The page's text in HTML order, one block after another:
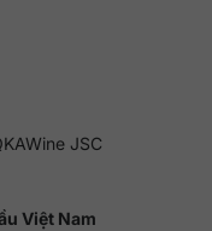
JSC
Việt Nam